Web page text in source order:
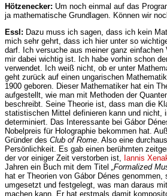
Hötzenecker: Um noch einmal auf das
ja mathematische Grundlagen. Können wir
Essl: Dazu muss ich sagen, dass ich kein
mich sehr gehrt, dass ich hier unter so
darf. Ich versuche aus meiner ganz einfachen
mir dabei wichtig ist. Ich habe vorhin schon
verwendet. Ich weiß nicht, ob er unter
geht zurück auf einen ungarischen
1900 geboren. Dieser Mathematiker hat ein
aufgestellt, wie man mit Methoden der
beschreibt. Seine Theorie ist, dass man die
statistischen Mittel definieren kann und nicht,
determiniert. Das Interessante bei Gábor
Nobelpreis für Holographie bekommen hat.
Gründer des Club of Rome. Also eine
Persönlichkeit. Es gab einen berühmten
der vor einiger Zeit verstorben ist, Iannis
Jahren ein Buch mit dem Titel „Formalized
hat er Theorien von Gábor Dénes genommen,
umgesetzt und festgelegt, was man daraus
machen kann. Er hat erstmals damit